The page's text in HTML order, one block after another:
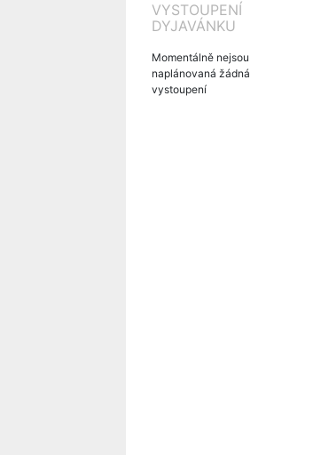
VYSTOUPENÍ
DYJAVÁNKU
Momentálně nejsou
naplánovaná žádná
vystoupení